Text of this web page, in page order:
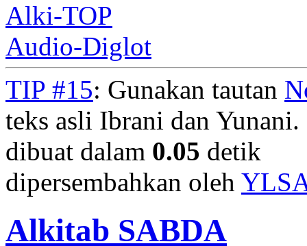
Alki-TOP
Audio-Diglot
TIP #15: Gunakan tautan
teks asli Ibrani dan
dibuat dalam 0.05 detik
dipersembahkan oleh
Alkitab SABDA